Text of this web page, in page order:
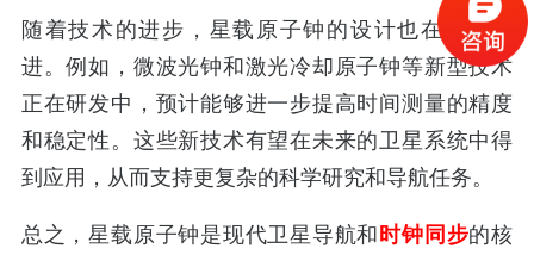
随着技术的进步，星载原子钟的设计也在不断改
进。例如，微波光钟和激光冷却原子钟等新型技术
正在研发中，预计能够进一步提高时间测量的精度
和稳定性。这些新技术有望在未来的卫星系统中得
到应用，从而支持更复杂的科学研究和导航任务。
总之，星载原子钟是现代卫星导航和时钟同步的核